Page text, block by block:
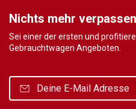
Nichts mehr
Sei einer der ersten und
Gebrauchtwagen Angeboten.